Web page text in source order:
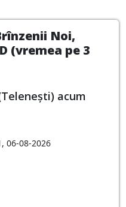
Noi,
(vremea pe 3
acum
06-08-2026